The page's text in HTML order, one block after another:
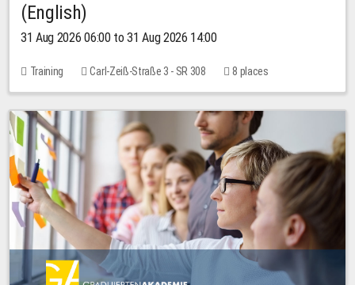
(English)
31 Aug 2026 06:00 to 31 Aug 2026 14:00
Training Carl-Zeiß-Straße 3 - SR 308 8 places